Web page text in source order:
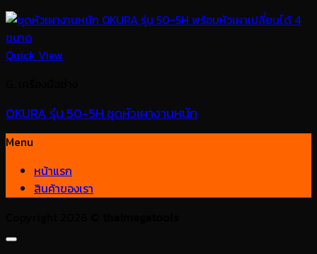
Quick View
OKURA รุ่น 50-5H ชุดหัวเผางานหนัก
Menu
หน้าแรก
สินค้าของเรา